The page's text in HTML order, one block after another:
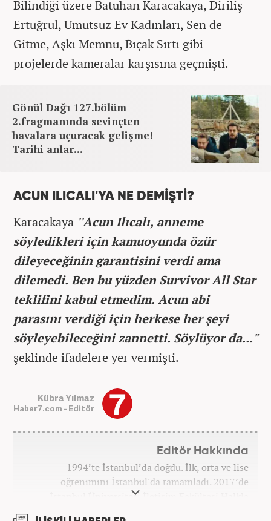
Bilindiği üzere Batuhan Karacakaya, Diriliş
Ertuğrul, Umutsuz Ev Kadınları, Sen de
Gitme, Aşkı Memnu, Bıçak Sırtı gibi
projelerde kameralar karşısına geçmişti.
Gönül Dağı 127.bölüm
2.fragmanında sevinçten
havalara uçuracak gelişme!
Tarihi anlar...
ACUN ILICALI'YA NE DEMİŞTİ?
Karacakaya ''Acun Ilıcalı, anneme
söyledikleri için kamuoyunda özür
dileyeceğinin garantisini verdi ama
dilemedi. Ben bu yüzden Survivor All Star
teklifini kabul etmedim. Acun abi
parasını verdiği için herkese her şeyi
söyleyebileceğini zannetti. Söylüyor da..."
şeklinde ifadelere yer vermişti.
Kübra Yılmaz
Haber7.com - Editör
Editör Hakkında
1994’te İstanbul’da doğdu. İlk, orta ve lise
öğrenimini İstanbul'da tamamladı. 2017’de
İstanbul Üniversitesi İletişim Fakültesi Halkla